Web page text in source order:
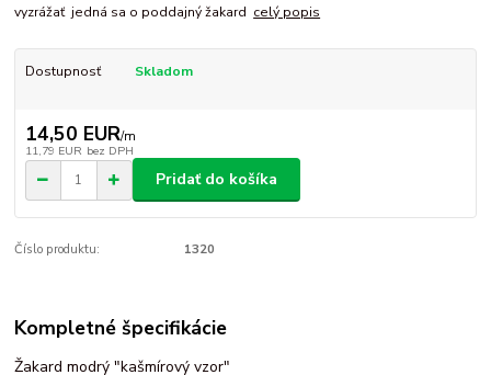
vyzrážať jedná sa o poddajný žakard celý popis
Dostupnosť Skladom
14,50 EUR/m
11,79 EUR bez DPH
Pridať do košíka
Číslo produktu: 1320
Kompletné špecifikácie
Žakard modrý "kašmírový vzor"